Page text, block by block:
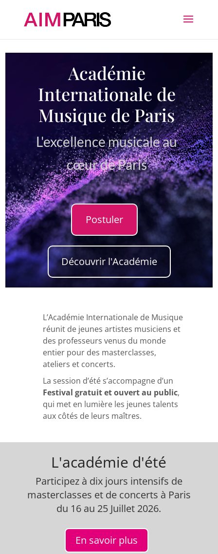
vidéo
Académie
Internationale de
Musique de Paris
L'excellence musicale au
cœur de Paris
Postuler
Découvrir l'Académie
L’Académie Internationale de Musique
réunit de jeunes artistes musiciens et
des professeurs venus du monde
entier pour des masterclasses,
ateliers et concerts.
La session d’été s’accompagne d’un
Festival gratuit et ouvert au public,
qui met en lumière les jeunes talents
aux côtés de leurs maîtres.
L'académie d'été
Participez à dix jours intensifs de
masterclasses et de concerts à Paris
du 16 au 25 Juillet 2026.
En savoir plus